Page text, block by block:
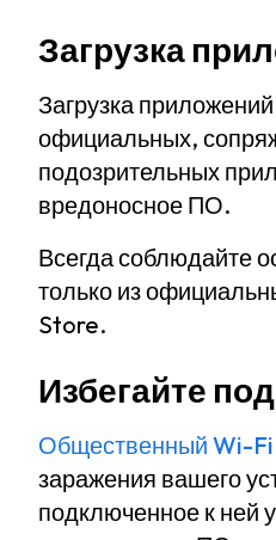
Загрузка
Загрузка
официальных,
подозрительных
вредоносное ПО.
Всегда соблюдайте
только из
Store.
Избегайте
Общественный Wi-Fi
заражения вашего
подключенное к ней